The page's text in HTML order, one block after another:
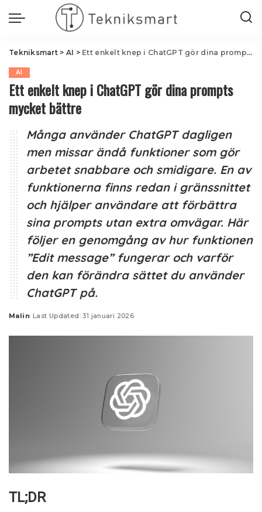
Tekniksmart> AI > Ett enkelt knep i ChatGPT gör dina prompts mycket bättre
AI
Ett enkelt knep i ChatGPT gör dina prompts
mycket bättre
Många använder ChatGPT dagligen
men missar ändå funktioner som gör
arbetet snabbare och smidigare. En av
funktionerna finns redan i gränssnittet
och hjälper användare att förbättra
sina prompts utan extra omvägar. Här
följer en genomgång av hur funktionen
”Edit message” fungerar och varför
den kan förändra sättet du använder
ChatGPT på.
Posted
Malin Last Updated: 31 januari 2026
TL;DR